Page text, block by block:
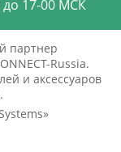
до 17-00 МСК
партнер
Russia.
и аксессуаров
»